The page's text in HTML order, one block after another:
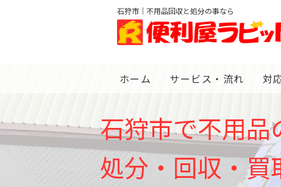
石狩市｜不用品回収と処分の事なら
ホーム サービス・流れ 対
石狩市で不用品
処分・回収・買